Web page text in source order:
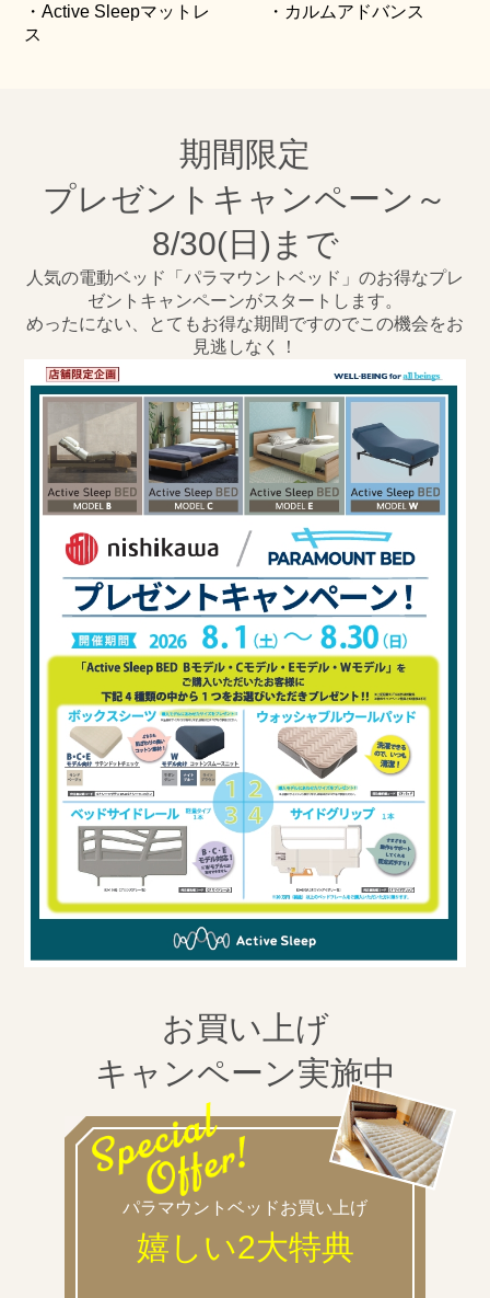
・Active Sleepマットレ
ス
・カルムアドバンス
期間限定
プレゼントキャンペーン～
8/30(日)まで
人気の電動ベッド「パラマウントベッド」のお得なプレ
ゼントキャンペーンがスタートします。
めったにない、とてもお得な期間ですのでこの機会をお
見逃しなく！
お買い上げ
キャンペーン実施中
パラマウントベッドお買い上げ
嬉しい2大特典